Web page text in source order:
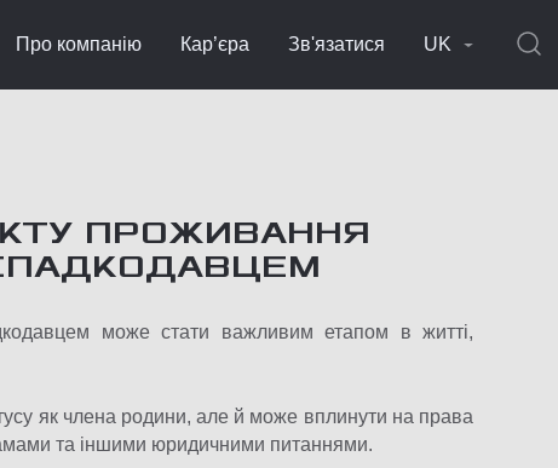
Про компанію Кар’єра Зв'язатися UK
ПРОЖИВАННЯ
може стати важливим етапом в житті,
як члена родини, але й може вплинути на права
та іншими юридичними питаннями.